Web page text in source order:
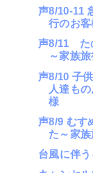
声8/10-11
行のお客
声8/11 た
～家族
声8/10 子
人達も
様
声8/9 むす
た～家
台風に伴